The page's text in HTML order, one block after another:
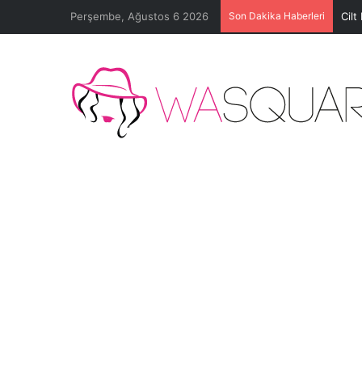
Perşembe, Ağustos 6 2026 Son Dakika Haberleri Cilt